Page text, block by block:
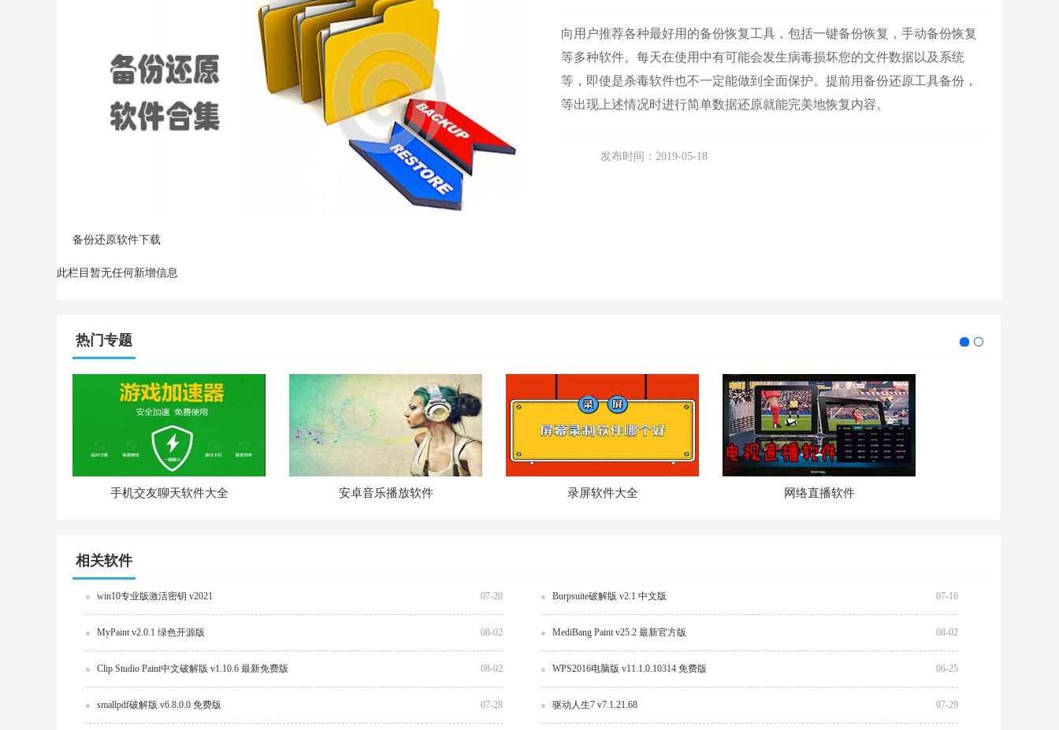
向用户推荐各种最好用的备份恢复工具，包括一键备份恢复，手动备份恢复
等多种软件。每天在使用中有可能会发生病毒损坏您的文件数据以及系统
等，即使是杀毒软件也不一定能做到全面保护。提前用备份还原工具备份，
等出现上述情况时进行简单数据还原就能完美地恢复内容。
发布时间：2019-05-18
备份还原软件下载
此栏目暂无任何新增信息
热门专题
手机交友聊天软件大全 安卓音乐播放软件 录屏软件大全 网络直播软件
相关软件
win10专业版激活密钥 v2021 07-20 Burpsuite破解版 v2.1 中文版 07-16
MyPaint v2.0.1 绿色开源版 08-02 MediBang Paint v25.2 最新官方版 08-02
Clip Studio Paint中文破解版 v1.10.6 最新免费版 08-02 WPS2016电脑版 v11.1.0.10314 免费版 06-25
smallpdf破解版 v6.8.0.0 免费版 07-28 驱动人生7 v7.1.21.68 07-29